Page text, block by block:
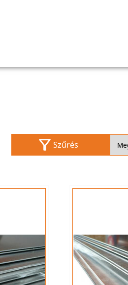
Szűrés